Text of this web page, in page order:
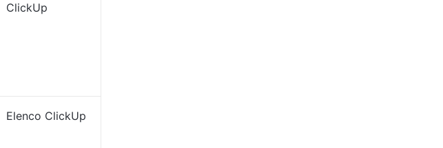
ClickUp
Elenco ClickUp